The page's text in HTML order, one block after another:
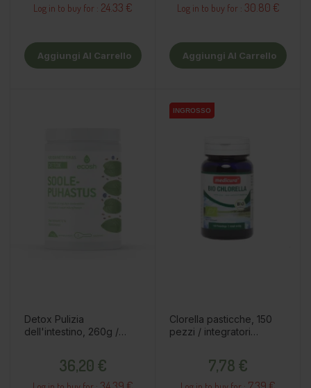
Log in to buy for : 24.33 €
Aggiungi Al Carrello
Log in to buy for : 30.80 €
Aggiungi Al Carrello
Detox Pulizia
dell'intestino, 260g /
36,20 €
INGROSSO
INGROSSO
Clorella pasticche, 150
pezzi / integratori
7,78 €